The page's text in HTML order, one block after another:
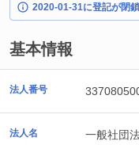
2020-01-31に登記が閉鎖
基本情報
法人番号
法人名 一般社団